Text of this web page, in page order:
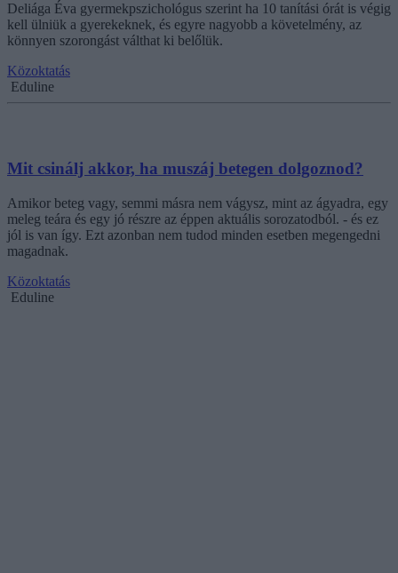
Deliága Éva gyermekpszichológus szerint ha 10 tanítási órát is végig
kell ülniük a gyerekeknek, és egyre nagyobb a követelmény, az
könnyen szorongást válthat ki belőlük.
Közoktatás
Eduline
Mit csinálj akkor, ha muszáj betegen dolgoznod?
Amikor beteg vagy, semmi másra nem vágysz, mint az ágyadra, egy
meleg teára és egy jó részre az éppen aktuális sorozatodból. - és ez
jól is van így. Ezt azonban nem tudod minden esetben megengedni
magadnak.
Közoktatás
Eduline